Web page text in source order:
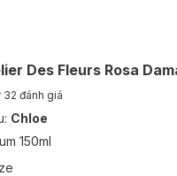
Des Fleurs Rosa
32 đánh giá
Chloe
150ml